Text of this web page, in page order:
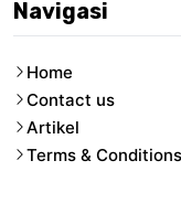
Navigasi
Home
Contact us
Artikel
Terms & Conditions